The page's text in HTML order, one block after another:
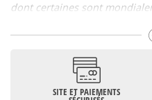
dont certaines sont
Bourgogne qui leur est
grand cru sont considérées
meilleurs vins français. Le
également un grand vin de
SITE ET PAIEMENTS